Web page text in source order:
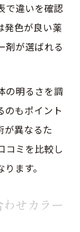
で違いを確認
発色が良い薬
剤が選ばれる
の明るさを調
のもポイント
が異なるた
コミを比較し
ます。
せカラー